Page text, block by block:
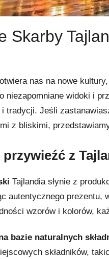
Skarby
nas na nowe
niezapomniane widoki i
tradycji. Jeśli
z bliskimi,
z
Tajlandia słynie z
autentycznego
wzorów i kolorów,
bazie naturalnych
składników,